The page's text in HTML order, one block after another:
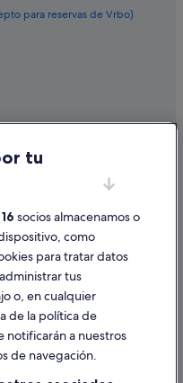
para reservas de Vrbo)
contenido
vacacional
tu
16 socios almacenamos o
como
para tratar datos
tus
o, en cualquier
de la política de
notificarán a nuestros
de navegación.